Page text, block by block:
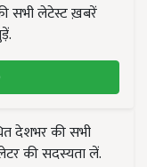
सभी लेटेस्ट ख़बरें
देशभर की सभी
की सदस्यता लें.